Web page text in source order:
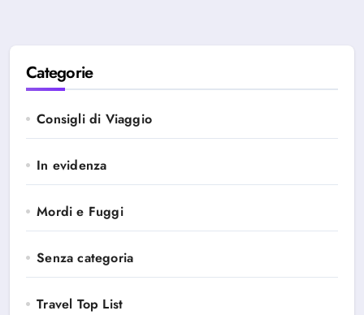
Categorie
Consigli di Viaggio
In evidenza
Mordi e Fuggi
Senza categoria
Travel Top List